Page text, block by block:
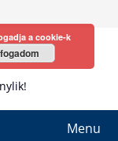
Menu
a cookie-k